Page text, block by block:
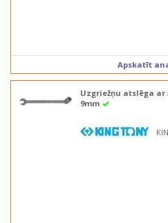
Apskatīt
Uzgriežņu atslēga ar
9mm